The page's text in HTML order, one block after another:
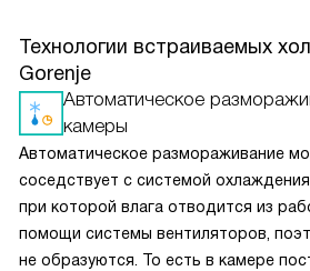
Технологии встраиваемых
Gorenje
Автоматическое
камеры
Автоматическое размораживание
соседствует с системой
при которой влага отводится из
помощи системы вентиляторов,
не образуются. То есть в камере